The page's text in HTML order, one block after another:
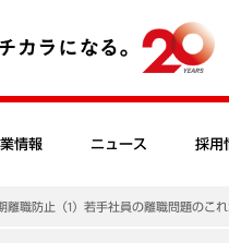
情報 ニュース 採用
離職防止（1）若手社員の離職問題のこ